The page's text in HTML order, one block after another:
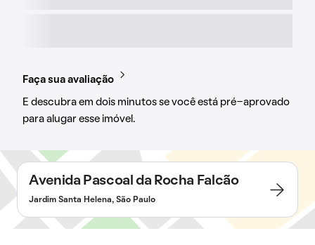
Faça sua avaliação
E descubra em dois minutos se você está pré-aprovado
para alugar esse imóvel.
Avenida Pascoal da Rocha Falcão
Jardim Santa Helena, São Paulo